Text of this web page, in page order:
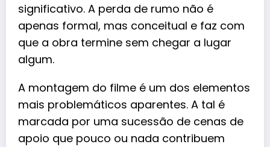
significativo. A perda de rumo não é
apenas formal, mas conceitual e faz com
que a obra termine sem chegar a lugar
algum.
A montagem do filme é um dos elementos
mais problemáticos aparentes. A tal é
marcada por uma sucessão de cenas de
apoio que pouco ou nada contribuem